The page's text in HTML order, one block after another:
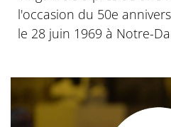
l'occasion du 50e
le 28 juin 1969 à Notre-